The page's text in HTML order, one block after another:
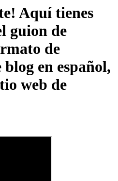
Aquí tienes
guion de
de
en español,
web de